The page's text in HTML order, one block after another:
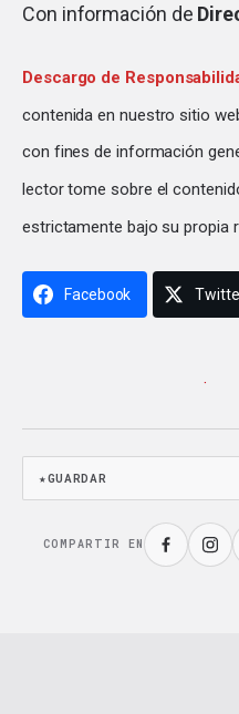
Con información de
Descargo de
contenida en nuestro sitio
con fines de información
lector tome sobre el
estrictamente bajo su propia
Facebook
·
★GUARDAR
COMPARTIR EN